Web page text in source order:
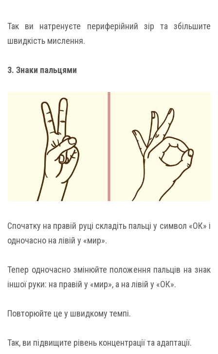
Так ви натренуєте периферійний зір та збільшите
швидкість мислення.
3. Знаки пальцями
Спочатку на правій руці складіть пальці у символ «ОК» і
одночасно на лівій у «мир».
Тепер одночасно змінюйте положення пальців на знак
іншої руки: на правій у «мир», а на лівій у «ОК».
Повторюйте це у швидкому темпі.
Так, ви підвищите рівень концентрації та адаптації.